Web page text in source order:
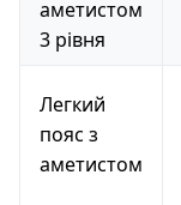
аметистом
3 рівня
Легкий
пояс з
аметистом